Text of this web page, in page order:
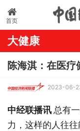
首页
大健康
陈海淇：在医疗
2023-06-
中经联播讯 总有
力，这样的人往